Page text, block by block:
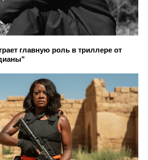
главную роль в триллере от